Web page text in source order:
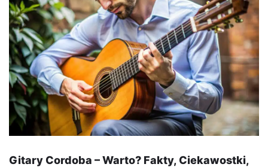
Gitary Cordoba – Warto? Fakty, Ciekawostki,